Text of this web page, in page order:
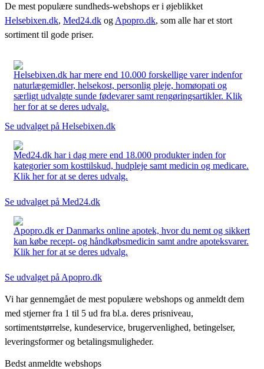
De mest populære sundheds-webshops er i øjeblikket
Helsebixen.dk, Med24.dk og Apopro.dk, som alle har et stort
sortiment til gode priser.
Helsebixen.dk har mere end 10.000 forskellige varer indenfor
naturlægemidler, helsekost, personlig pleje, homøopati og
særligt udvalgte sunde fødevarer samt rengøringsartikler. Klik
her for at se deres udvalg.
Se udvalget på Helsebixen.dk
Med24.dk har i dag mere end 18.000 produkter inden for
kategorier som kosttilskud, hudpleje samt medicin og medicare.
Klik her for at se deres udvalg.
Se udvalget på Med24.dk
Apopro.dk er Danmarks online apotek, hvor du nemt og sikkert
kan købe recept- og håndkøbsmedicin samt andre apoteksvarer.
Klik her for at se deres udvalg.
Se udvalget på Apopro.dk
Vi har gennemgået de mest populære webshops og anmeldt dem
med stjerner fra 1 til 5 ud fra bl.a. deres prisniveau,
sortimentstørrelse, kundeservice, brugervenlighed, betingelser,
leveringsformer og betalingsmuligheder.
Bedst anmeldte webshops